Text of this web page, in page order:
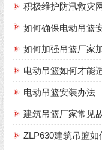
积极维护防汛救灾
如何确保电动吊篮
如何加强吊篮厂家
电动吊篮如何才能
电动吊篮安装办法
建筑吊篮厂家常见
ZLP630建筑吊篮如